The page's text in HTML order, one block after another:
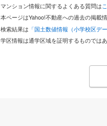
マンション情報に関するよくある質問は
本ページはYahoo!不動産への過去の掲載
検索結果は 「国土数値情報（小学校区デ
学区情報は通学区域を証明するものでは